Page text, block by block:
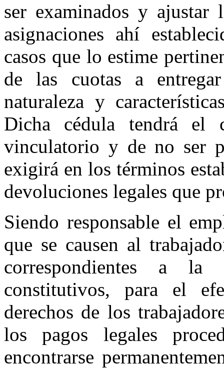
ser examinados y ajustar
asignaciones ahí
casos que lo estime
de las cuotas a
naturaleza y
Dicha cédula tendrá el
vinculatorio y de no ser
exigirá en los términos
devoluciones legales que
Siendo responsable el
que se causen al
correspondientes a la
constitutivos, para el
derechos de los
los pagos legales
encontrarse